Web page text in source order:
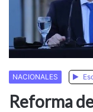
NACIONALES
Reforma